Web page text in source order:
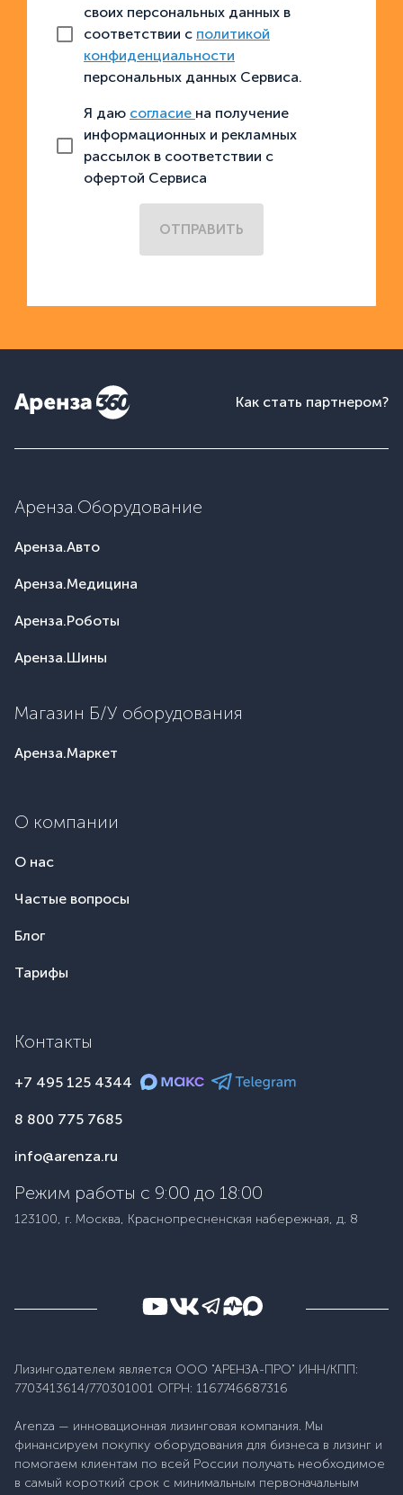
своих персональных данных в
соответствии с политикой
конфиденциальности
персональных данных Сервиса.
Я даю согласие на получение
информационных и рекламных
рассылок в соответствии с
офертой Сервиса
ОТПРАВИТЬ
Как стать партнером?
Аренза.Оборудование
Аренза.Авто
Аренза.Медицина
Аренза.Роботы
Аренза.Шины
Магазин Б/У оборудования
Аренза.Маркет
О компании
О нас
Частые вопросы
Блог
Тарифы
Контакты
+7 495 125 4344
8 800 775 7685
info@arenza.ru
Режим работы с 9:00 до 18:00
123100, г. Москва, Краснопресненская набережная, д. 8
Лизингодателем является ООО "АРЕНЗА-ПРО" ИНН/КПП:
7703413614/770301001 ОГРН: 1167746687316
Arenza — инновационная лизинговая компания. Мы
финансируем покупку оборудования для бизнеса в лизинг и
помогаем клиентам по всей России получать необходимое
в самый короткий срок с минимальным первоначальным